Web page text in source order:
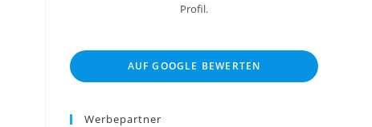
nach jeder Menge Spaß für die
Profil.
AUF GOOGLE BEWERTEN
Werbepartner